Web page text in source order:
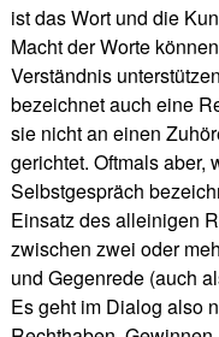
ist das Wort und die
Macht der Worte
Verständnis
bezeichnet auch eine
sie nicht an einen
gerichtet. Oftmals aber,
Selbstgespräch
Einsatz des alleinigen
zwischen zwei oder
und Gegenrede (auch
Es geht im Dialog also